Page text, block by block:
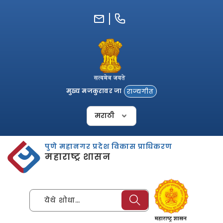
मुख्य मजकुरावर जा राज्यगीत
पुणे महानगर प्रदेश विकास प्राधिकरण
महाराष्ट्र शासन
येथे शोधा…